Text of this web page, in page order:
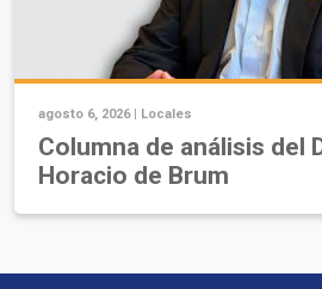
agosto 6, 2026 | Locales
Columna de análisis del
Horacio de Brum